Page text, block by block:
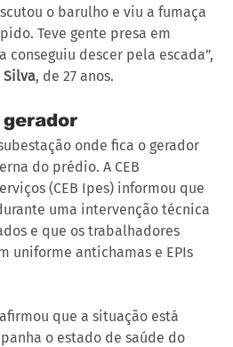
o barulho e viu a fumaça
Teve gente presa em
conseguiu descer pela escada”,
Silva, de 27 anos.
onde fica o gerador
do prédio. A CEB
(CEB Ipes) informou que
uma intervenção técnica
e que os trabalhadores
uniforme antichamas e EPIs
que a situação está
o estado de saúde do